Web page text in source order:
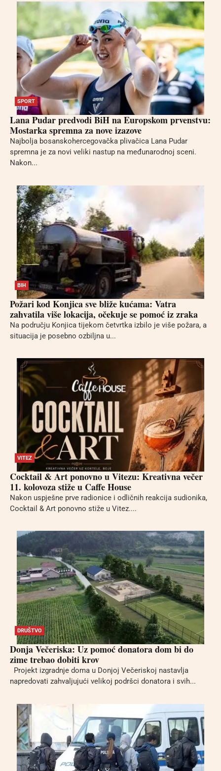
SPORT
Lana Pudar predvodi BiH na Europskom prvenstvu:
Mostarka spremna za nove izazove
Najbolja bosanskohercegovačka plivačica Lana Pudar
spremna je za novi veliki nastup na međunarodnoj sceni.
Nakon...
BIH
Požari kod Konjica sve bliže kućama: Vatra
zahvatila više lokacija, očekuje se pomoć iz zraka
Na području Konjica tijekom četvrtka izbilo je više požara, a
situacija je posebno ozbiljna u...
VITEZ
Cocktail & Art ponovno u Vitezu: Kreativna večer
11. kolovoza stiže u Caffe House
Nakon uspješne prve radionice i odličnih reakcija sudionika,
Cocktail & Art ponovno stiže u Vitez....
DRUŠTVO
Donja Večeriska: Uz pomoć donatora dom bi do
zime trebao dobiti krov
Projekt izgradnje doma u Donjoj Večeriskoj nastavlja
napredovati zahvaljujući velikoj podršci donatora i svih...